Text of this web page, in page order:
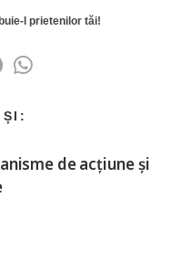
de acțiune și